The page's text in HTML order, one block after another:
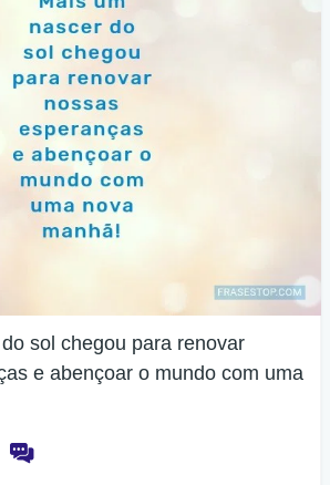
sol chegou para renovar
e abençoar o mundo com uma